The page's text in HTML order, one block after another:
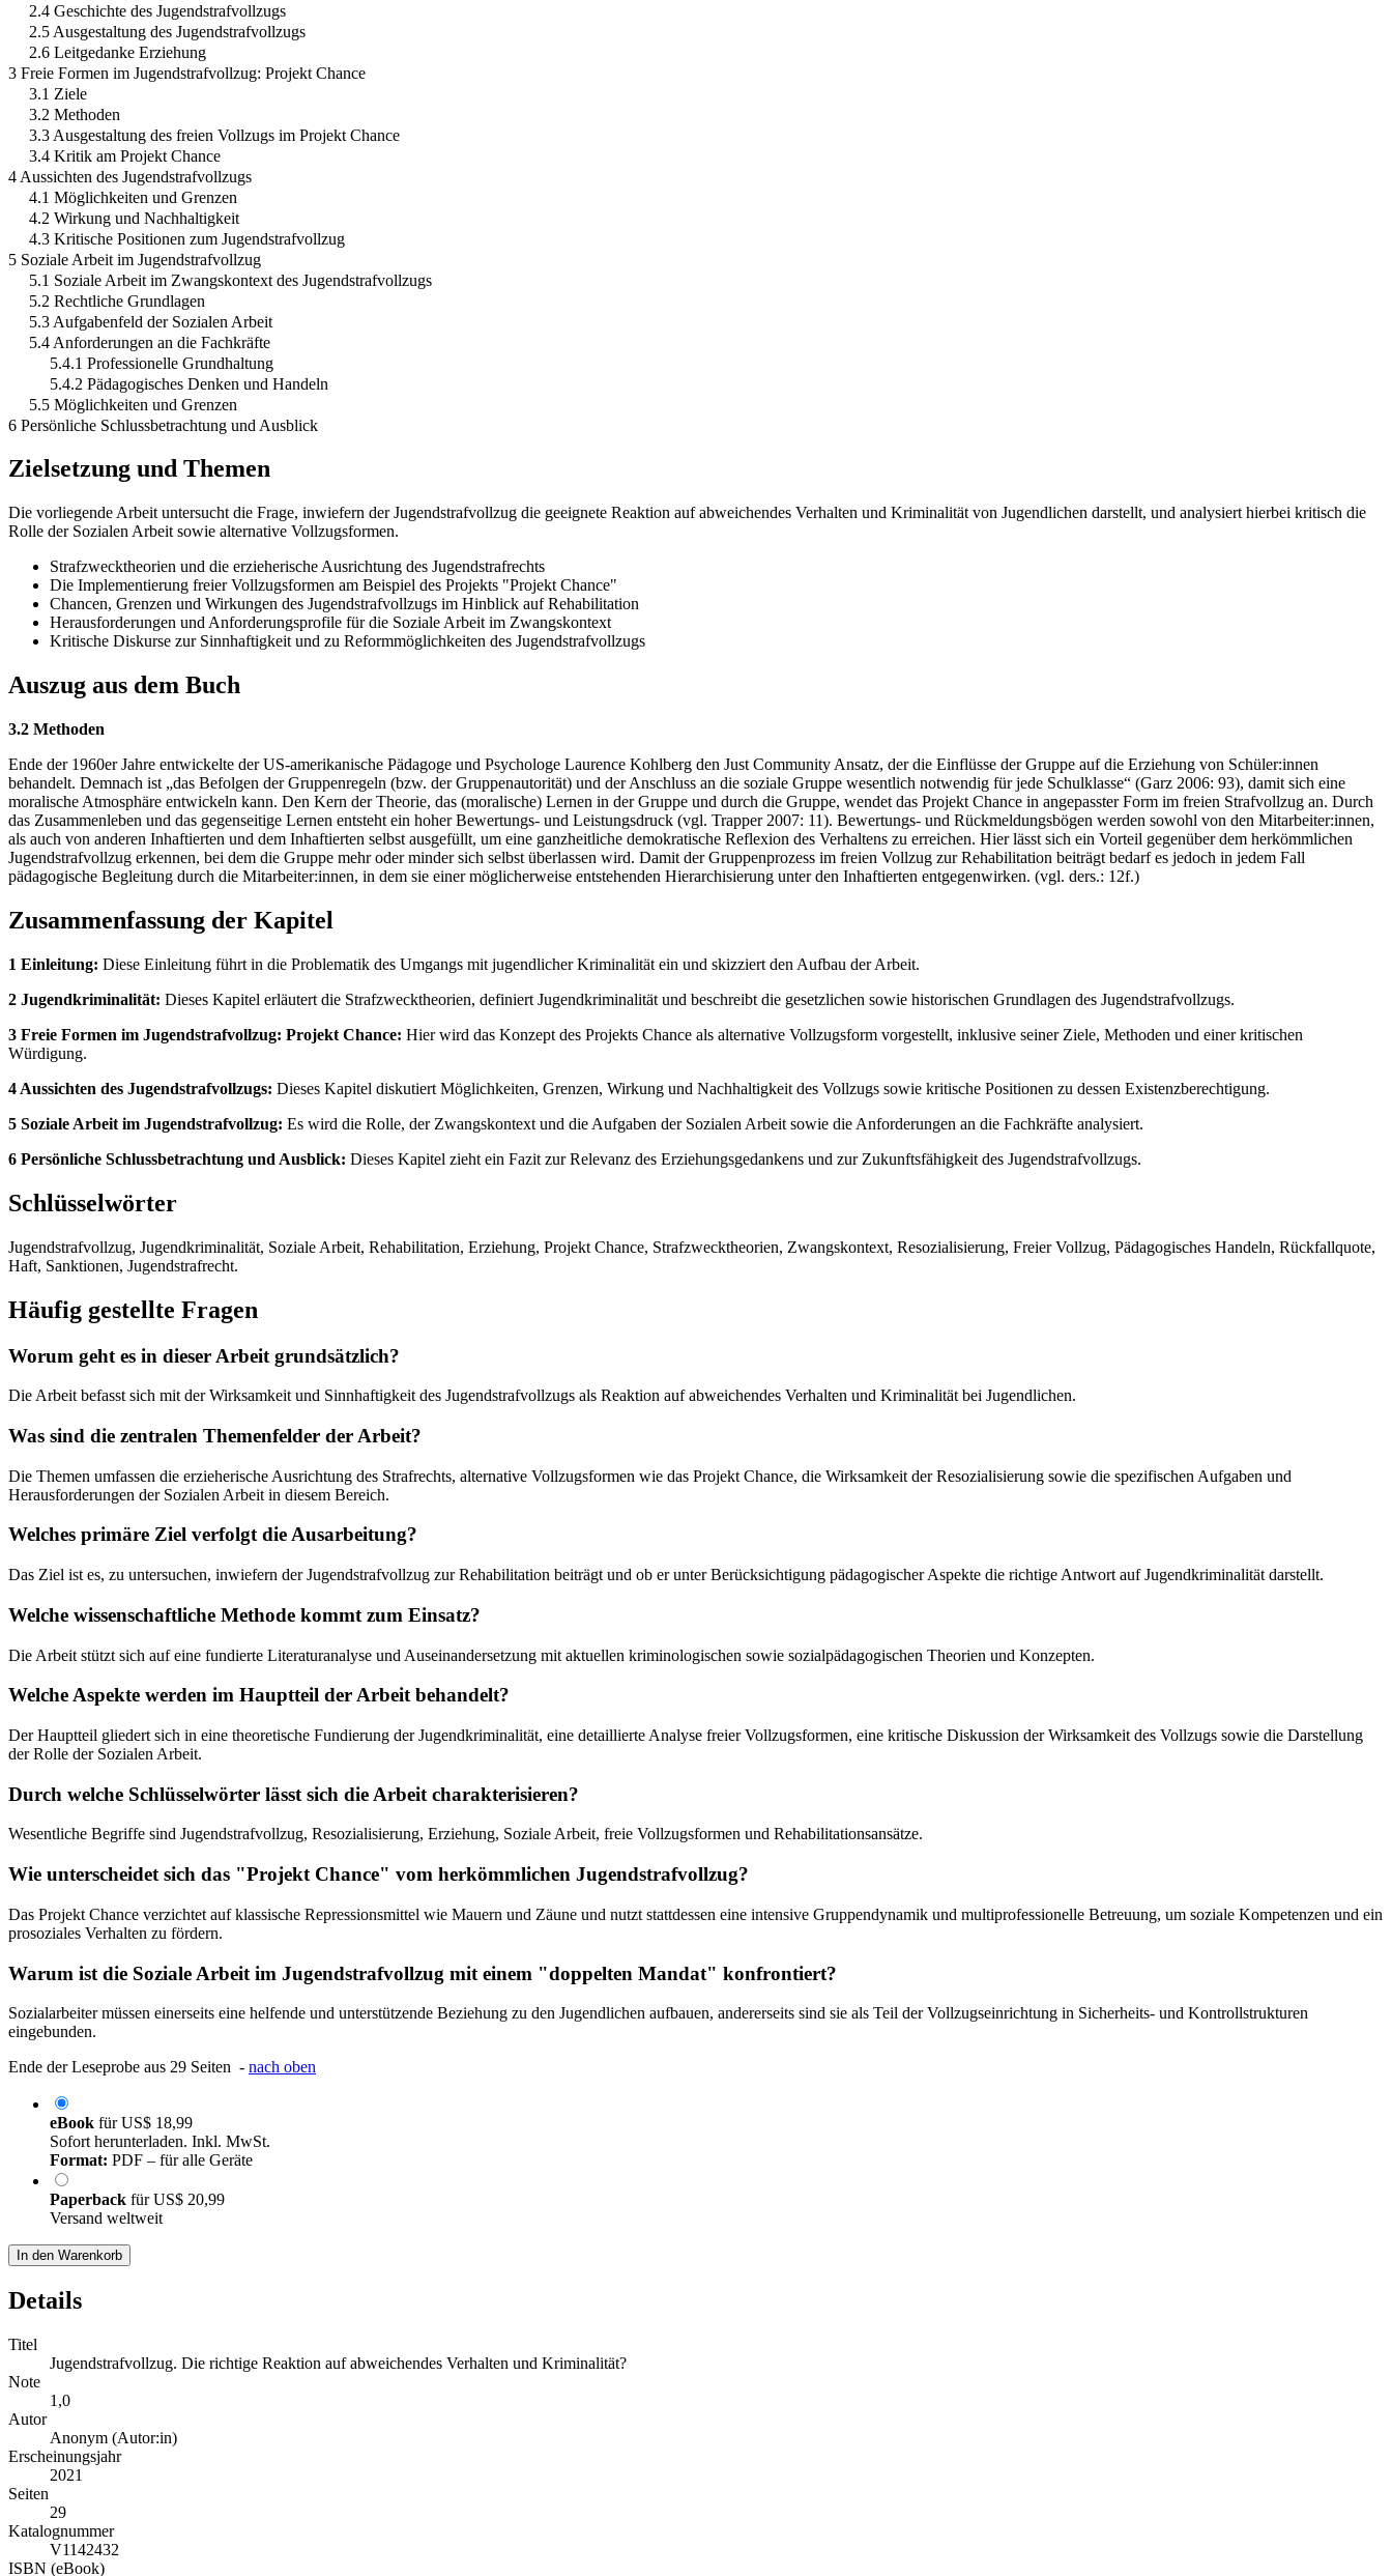
2.4 Geschichte des Jugendstrafvollzugs
2.5 Ausgestaltung des Jugendstrafvollzugs
2.6 Leitgedanke Erziehung
3 Freie Formen im Jugendstrafvollzug: Projekt Chance
3.1 Ziele
3.2 Methoden
3.3 Ausgestaltung des freien Vollzugs im Projekt Chance
3.4 Kritik am Projekt Chance
4 Aussichten des Jugendstrafvollzugs
4.1 Möglichkeiten und Grenzen
4.2 Wirkung und Nachhaltigkeit
4.3 Kritische Positionen zum Jugendstrafvollzug
5 Soziale Arbeit im Jugendstrafvollzug
5.1 Soziale Arbeit im Zwangskontext des Jugendstrafvollzugs
5.2 Rechtliche Grundlagen
5.3 Aufgabenfeld der Sozialen Arbeit
5.4 Anforderungen an die Fachkräfte
5.4.1 Professionelle Grundhaltung
5.4.2 Pädagogisches Denken und Handeln
5.5 Möglichkeiten und Grenzen
6 Persönliche Schlussbetrachtung und Ausblick
Zielsetzung und Themen
Die vorliegende Arbeit untersucht die Frage, inwiefern der Jugendstrafvollzug die geeignete Reaktion auf abweichendes Verhalten und Kriminalität von Jugendlichen darstellt, und analysiert hierbei kritisch die
Rolle der Sozialen Arbeit sowie alternative Vollzugsformen.
Strafzwecktheorien und die erzieherische Ausrichtung des Jugendstrafrechts
Die Implementierung freier Vollzugsformen am Beispiel des Projekts "Projekt Chance"
Chancen, Grenzen und Wirkungen des Jugendstrafvollzugs im Hinblick auf Rehabilitation
Herausforderungen und Anforderungsprofile für die Soziale Arbeit im Zwangskontext
Kritische Diskurse zur Sinnhaftigkeit und zu Reformmöglichkeiten des Jugendstrafvollzugs
Auszug aus dem Buch
3.2 Methoden
Ende der 1960er Jahre entwickelte der US-amerikanische Pädagoge und Psychologe Laurence Kohlberg den Just Community Ansatz, der die Einflüsse der Gruppe auf die Erziehung von Schüler:innen
behandelt. Demnach ist „das Befolgen der Gruppenregeln (bzw. der Gruppenautorität) und der Anschluss an die soziale Gruppe wesentlich notwendig für jede Schulklasse“ (Garz 2006: 93), damit sich eine
moralische Atmosphäre entwickeln kann. Den Kern der Theorie, das (moralische) Lernen in der Gruppe und durch die Gruppe, wendet das Projekt Chance in angepasster Form im freien Strafvollzug an. Durch
das Zusammenleben und das gegenseitige Lernen entsteht ein hoher Bewertungs- und Leistungsdruck (vgl. Trapper 2007: 11). Bewertungs- und Rückmeldungsbögen werden sowohl von den Mitarbeiter:innen,
als auch von anderen Inhaftierten und dem Inhaftierten selbst ausgefüllt, um eine ganzheitliche demokratische Reflexion des Verhaltens zu erreichen. Hier lässt sich ein Vorteil gegenüber dem herkömmlichen
Jugendstrafvollzug erkennen, bei dem die Gruppe mehr oder minder sich selbst überlassen wird. Damit der Gruppenprozess im freien Vollzug zur Rehabilitation beiträgt bedarf es jedoch in jedem Fall
pädagogische Begleitung durch die Mitarbeiter:innen, in dem sie einer möglicherweise entstehenden Hierarchisierung unter den Inhaftierten entgegenwirken. (vgl. ders.: 12f.)
Zusammenfassung der Kapitel
1 Einleitung: Diese Einleitung führt in die Problematik des Umgangs mit jugendlicher Kriminalität ein und skizziert den Aufbau der Arbeit.
2 Jugendkriminalität: Dieses Kapitel erläutert die Strafzwecktheorien, definiert Jugendkriminalität und beschreibt die gesetzlichen sowie historischen Grundlagen des Jugendstrafvollzugs.
3 Freie Formen im Jugendstrafvollzug: Projekt Chance: Hier wird das Konzept des Projekts Chance als alternative Vollzugsform vorgestellt, inklusive seiner Ziele, Methoden und einer kritischen
Würdigung.
4 Aussichten des Jugendstrafvollzugs: Dieses Kapitel diskutiert Möglichkeiten, Grenzen, Wirkung und Nachhaltigkeit des Vollzugs sowie kritische Positionen zu dessen Existenzberechtigung.
5 Soziale Arbeit im Jugendstrafvollzug: Es wird die Rolle, der Zwangskontext und die Aufgaben der Sozialen Arbeit sowie die Anforderungen an die Fachkräfte analysiert.
6 Persönliche Schlussbetrachtung und Ausblick: Dieses Kapitel zieht ein Fazit zur Relevanz des Erziehungsgedankens und zur Zukunftsfähigkeit des Jugendstrafvollzugs.
Schlüsselwörter
Jugendstrafvollzug, Jugendkriminalität, Soziale Arbeit, Rehabilitation, Erziehung, Projekt Chance, Strafzwecktheorien, Zwangskontext, Resozialisierung, Freier Vollzug, Pädagogisches Handeln, Rückfallquote,
Haft, Sanktionen, Jugendstrafrecht.
Häufig gestellte Fragen
Worum geht es in dieser Arbeit grundsätzlich?
Die Arbeit befasst sich mit der Wirksamkeit und Sinnhaftigkeit des Jugendstrafvollzugs als Reaktion auf abweichendes Verhalten und Kriminalität bei Jugendlichen.
Was sind die zentralen Themenfelder der Arbeit?
Die Themen umfassen die erzieherische Ausrichtung des Strafrechts, alternative Vollzugsformen wie das Projekt Chance, die Wirksamkeit der Resozialisierung sowie die spezifischen Aufgaben und
Herausforderungen der Sozialen Arbeit in diesem Bereich.
Welches primäre Ziel verfolgt die Ausarbeitung?
Das Ziel ist es, zu untersuchen, inwiefern der Jugendstrafvollzug zur Rehabilitation beiträgt und ob er unter Berücksichtigung pädagogischer Aspekte die richtige Antwort auf Jugendkriminalität darstellt.
Welche wissenschaftliche Methode kommt zum Einsatz?
Die Arbeit stützt sich auf eine fundierte Literaturanalyse und Auseinandersetzung mit aktuellen kriminologischen sowie sozialpädagogischen Theorien und Konzepten.
Welche Aspekte werden im Hauptteil der Arbeit behandelt?
Der Hauptteil gliedert sich in eine theoretische Fundierung der Jugendkriminalität, eine detaillierte Analyse freier Vollzugsformen, eine kritische Diskussion der Wirksamkeit des Vollzugs sowie die Darstellung
der Rolle der Sozialen Arbeit.
Durch welche Schlüsselwörter lässt sich die Arbeit charakterisieren?
Wesentliche Begriffe sind Jugendstrafvollzug, Resozialisierung, Erziehung, Soziale Arbeit, freie Vollzugsformen und Rehabilitationsansätze.
Wie unterscheidet sich das "Projekt Chance" vom herkömmlichen Jugendstrafvollzug?
Das Projekt Chance verzichtet auf klassische Repressionsmittel wie Mauern und Zäune und nutzt stattdessen eine intensive Gruppendynamik und multiprofessionelle Betreuung, um soziale Kompetenzen und ein
prosoziales Verhalten zu fördern.
Warum ist die Soziale Arbeit im Jugendstrafvollzug mit einem "doppelten Mandat" konfrontiert?
Sozialarbeiter müssen einerseits eine helfende und unterstützende Beziehung zu den Jugendlichen aufbauen, andererseits sind sie als Teil der Vollzugseinrichtung in Sicherheits- und Kontrollstrukturen
eingebunden.
Ende der Leseprobe aus 29 Seiten - nach oben
eBook fürUS$ 18,99
Sofort herunterladen. Inkl. MwSt.
Format: PDF – für alle Geräte
Paperback fürUS$ 20,99
Versand weltweit
In den Warenkorb
Details
Titel
Jugendstrafvollzug. Die richtige Reaktion auf abweichendes Verhalten und Kriminalität?
Note
1,0
Autor
Anonym (Autor:in)
Erscheinungsjahr
2021
Seiten
29
Katalognummer
V1142432
ISBN (eBook)